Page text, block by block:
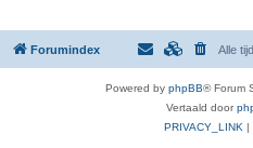
Forumindex Alle
Powered by phpBB® Forum
Vertaald door
PRIVACY_LINK |